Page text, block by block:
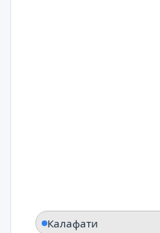
Калафати